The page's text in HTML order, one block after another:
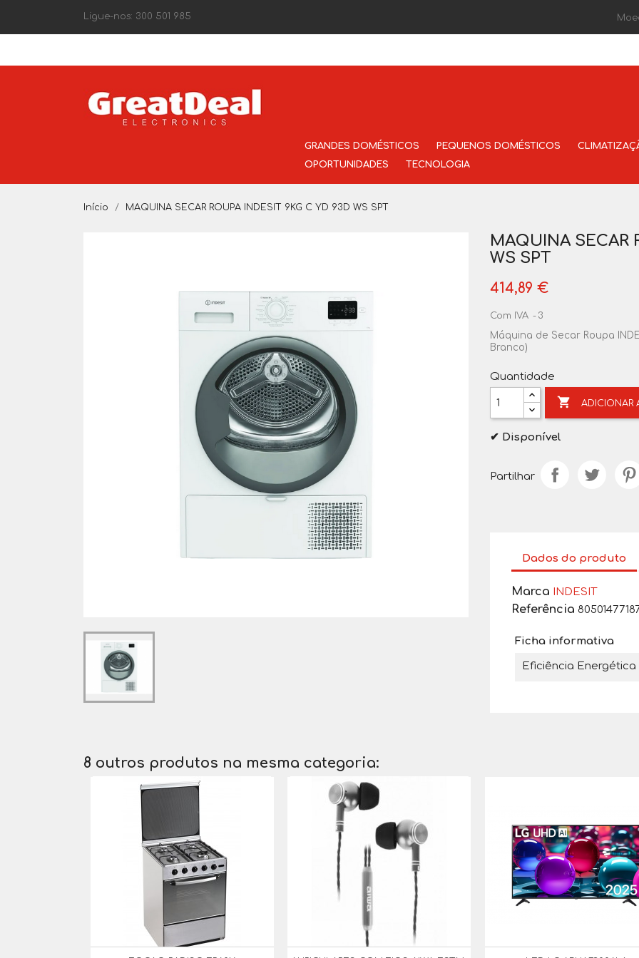
Ligue-nos: 300 501 985
GRANDES DOMÉSTICOS PEQUENOS DOMÉSTICOS
OPORTUNIDADES
TECNOLOGIA
Início MAQUINA SECAR ROUPA INDESIT 9KG C YD 93D WS SPT
MAQUINA SECAR
WS SPT
414,89 €
Com IVA 3
Máquina de Secar Roupa
Branco)
Quantidade
 ADICIONAR
✔ Disponível
Partilhar
Dados do produto
Marca INDESIT
Referência
Ficha informativa
Eficiência Energética
8 outros produtos na mesma categoria: